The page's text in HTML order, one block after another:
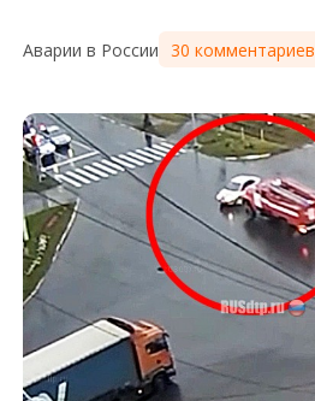
Аварии в России 30 комментариев